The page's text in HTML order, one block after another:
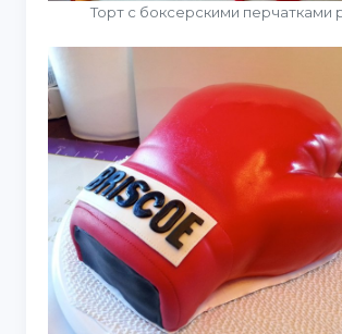
Торт с боксерскими перчатками